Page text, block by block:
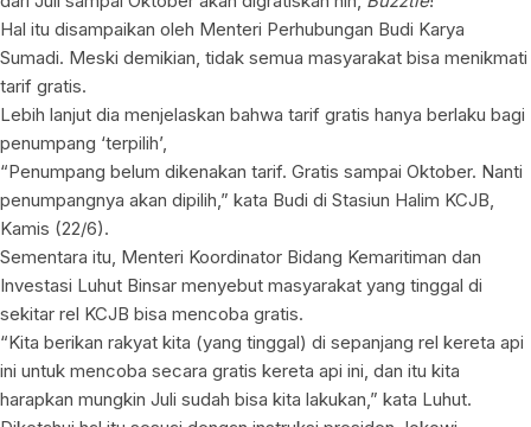
Hal itu disampaikan oleh Menteri Perhubungan Budi Karya
Sumadi. Meski demikian, tidak semua masyarakat bisa menikmati
tarif gratis.
Lebih lanjut dia menjelaskan bahwa tarif gratis hanya berlaku bagi
penumpang ‘terpilih’,
“Penumpang belum dikenakan tarif. Gratis sampai Oktober. Nanti
penumpangnya akan dipilih,” kata Budi di Stasiun Halim KCJB,
Kamis (22/6).
Sementara itu, Menteri Koordinator Bidang Kemaritiman dan
Investasi Luhut Binsar menyebut masyarakat yang tinggal di
sekitar rel KCJB bisa mencoba gratis.
“Kita berikan rakyat kita (yang tinggal) di sepanjang rel kereta api
ini untuk mencoba secara gratis kereta api ini, dan itu kita
harapkan mungkin Juli sudah bisa kita lakukan,” kata Luhut.